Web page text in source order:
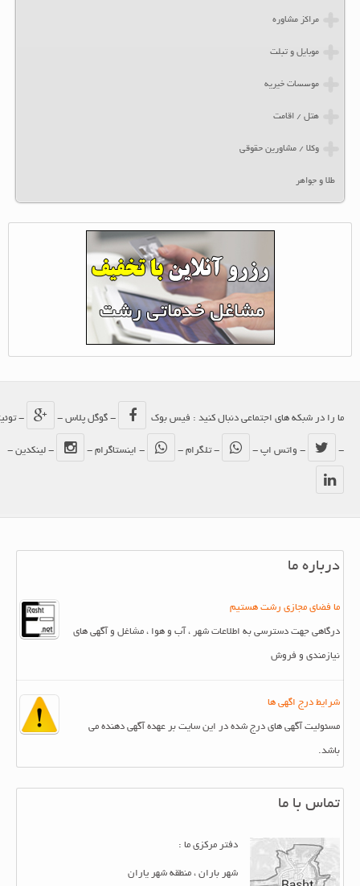
مراکز مشاوره
موبایل و تبلت
موسسات خیریه
هتل / اقامت
وکلا / مشاورین حقوقی
طلا و جواهر
ما را در شبکه های اجتماعی دنبال کنید : فیس بوک - گوگل پلاس - - توئیتر
- واتس اپ - - تلگرام - - اینستاگرام - - لینکدین -
درباره ما
ما فضای مجازی رشت هستیم
درگاهی جهت دسترسی به اطلاعات شهر ، آب و هوا ، مشاغل و آگهی های
نیازمندی و فروش
شرایط درج اگهی ها
مسئولیت آگهی های درج شده در این سایت بر عهده آگهی دهنده می
باشد.
تماس با ما
دفتر مرکزی ما :
شهر باران ، منطقه شهر یاران